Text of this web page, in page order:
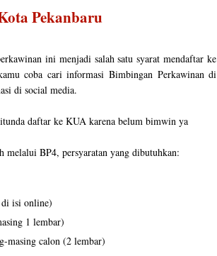
Pekanbaru
ini menjadi salah satu syarat mendaftar ke
coba cari informasi Bimbingan Perkawinan di
di social media.
daftar ke KUA karena belum bimwin ya
BP4, persyaratan yang dibutuhkan:
isi online)
1 lembar)
masing calon (2 lembar)